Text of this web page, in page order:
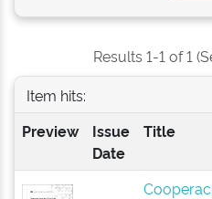
Results 1-1 of 1
Item hits:
Preview
Issue
Date
Title